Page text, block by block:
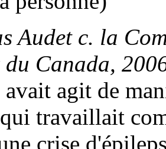
Audet c. la
Canada,
agit de
travaillait
crise